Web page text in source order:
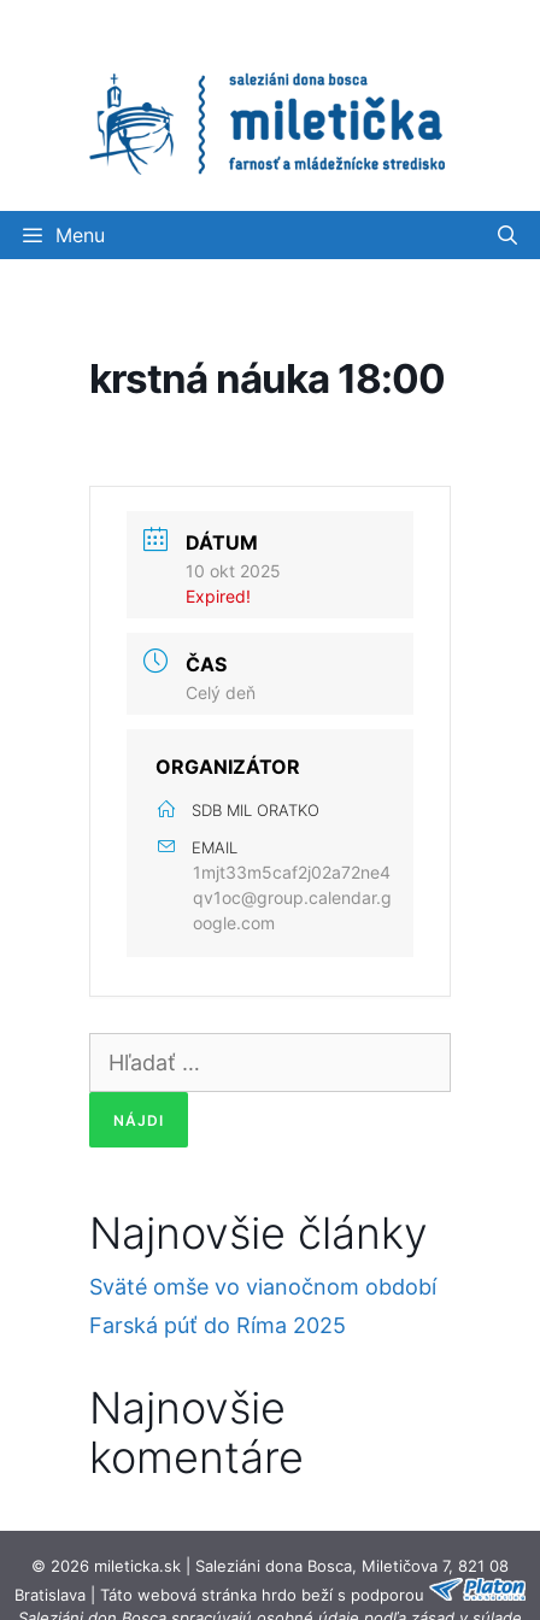
Menu
krstná náuka 18:00
DÁTUM
10 okt 2025
Expired!
ČAS
Celý deň
ORGANIZÁTOR
SDB MIL ORATKO
EMAIL
1mjt33m5caf2j02a72ne4
qv1oc@group.calendar.g
oogle.com
Hľadať:
Najnovšie články
Sväté omše vo vianočnom období
Farská púť do Ríma 2025
Najnovšie
komentáre
© 2026 mileticka.sk | Saleziáni dona Bosca, Miletičova 7, 821 08
Bratislava | Táto webová stránka hrdo beží s podporou